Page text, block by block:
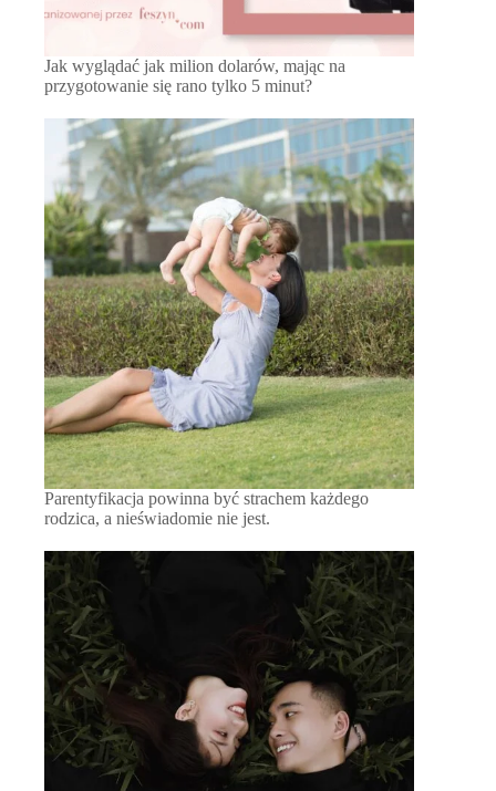
Jak wyglądać jak milion dolarów, mając na
przygotowanie się rano tylko 5 minut?
Parentyfikacja powinna być strachem każdego
rodzica, a nieświadomie nie jest.